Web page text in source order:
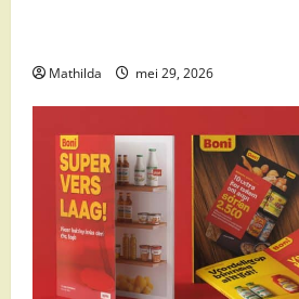
Mathilda mei 29, 2026